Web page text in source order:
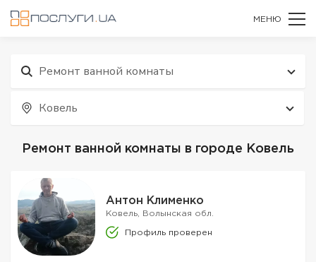
МЕНЮ
Ремонт ванной комнаты
Ковель
Ремонт ванной комнаты в городе Ковель
Антон Клименко
Ковель, Волынская обл.
Профиль проверен